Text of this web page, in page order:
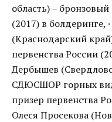
область) –
(2017) в болдеринге,
(Краснодарский
первенства России
Дербышев
СДЮСШОР горных
призер первенства
Олеся Просекова